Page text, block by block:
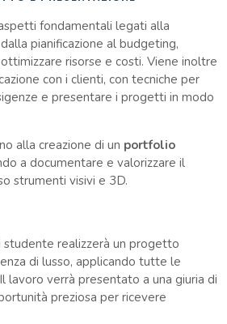
fondamentali legati alla
pianificazione al budgeting,
risorse e costi. Viene inoltre
con i clienti, con tecniche per
e presentare i progetti in modo
alla creazione di un portfolio
a documentare e valorizzare il
strumenti visivi e 3D.
realizzerà un progetto
di lusso, applicando tutte le
lavoro verrà presentato a una giuria di
preziosa per ricevere